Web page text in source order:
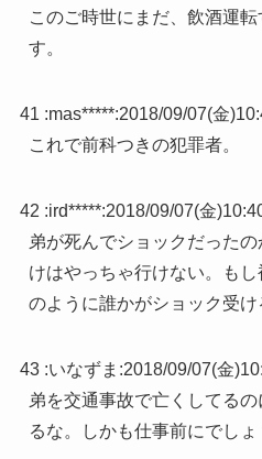
このご時世にまだ、飲酒運
す。
41 :mas*****:2018/09/07(金
これで前科つきの犯罪者。
42 :ird*****:2018/09/07(金
弟が死んでショックだった
けはやっちゃ行けない。も
のように誰かがショック受け
43 :いなずま :2018/09/07(金
弟を交通事故で亡くしてる
るな。しかも仕事前にでしょ